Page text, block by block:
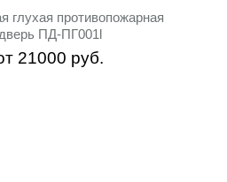
глухая противопожарная
дверь ПД-ПГ001l
21000 руб.